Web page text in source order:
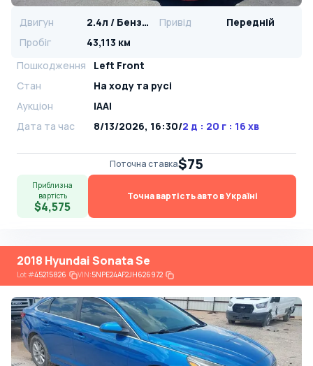
Двигун 2.4л / Бензин Привід
Передній
Пробіг
43,113 км
Пошкодження
Left Front
Стан
На ​​ходу та русі
Аукціон
IAAI
Дата та час
8/13/2026, 16:30/2 д : 20 г : 16 хв
Поточна ставка$75
Приблизна
вартість
$4,575
Точна вартість авто в Україні
2018 Hyundai Sonata Se
Lot#45215826 VIN:5NPE24AF2JH626972